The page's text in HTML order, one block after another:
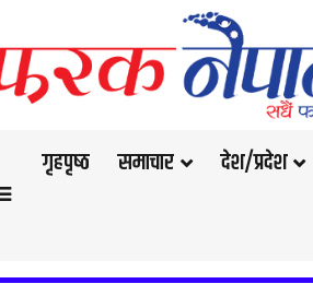
गृहपृष्‍ठ समाचार देश/प्रदेश